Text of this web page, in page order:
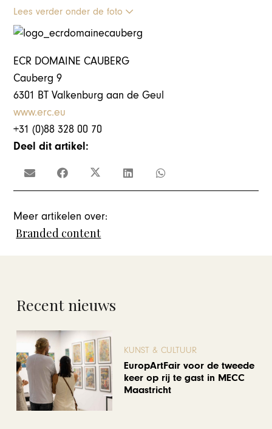
Lees verder onder de foto
ECR DOMAINE CAUBERG
Cauberg 9
6301 BT Valkenburg aan de Geul
www.erc.eu
+31 (0)88 328 00 70
Deel dit artikel:
Meer artikelen over:
Branded content
Recent nieuws
KUNST & CULTUUR
EuropArtFair voor de tweede
keer op rij te gast in MECC
Maastricht